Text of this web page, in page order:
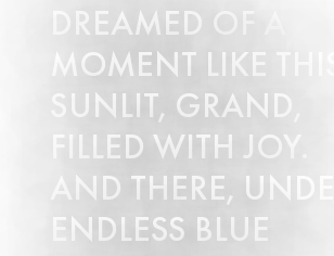
DREAMED OF A
MOMENT LIKE THIS,
SUNLIT, GRAND,
FILLED WITH JOY.
AND THERE, UNDER
ENDLESS BLUE